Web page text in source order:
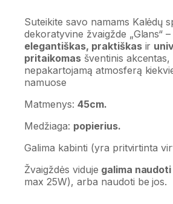
Suteikite savo namams Kalėdų
dekoratyvine žvaigžde „Glans“ –
elegantiškas, praktiškasir
pritaikomasšventinis akcentas,
nepakartojamą atmosferą
namuose
Matmenys: 45cm.
Medžiaga: popierius.
Galima kabinti (yra pritvirtinta
Žvaigždės viduje galima
max 25W), arba naudoti be jos.